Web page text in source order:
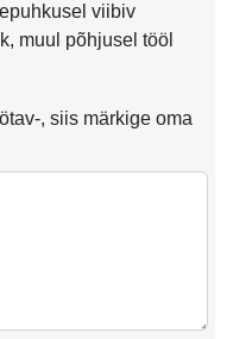
viibiv
muul põhjusel tööl
, siis märkige oma